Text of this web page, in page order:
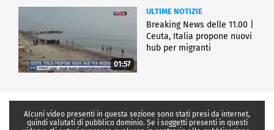
01:57
ULTIME NOTIZIE
Breaking News delle 11.00 |
Ceuta, Italia propone nuovi
hub per migranti
Alcuni video presenti in questa sezione sono stati presi da internet,
quindi valutati di pubblico dominio. Se i soggetti presenti in questi